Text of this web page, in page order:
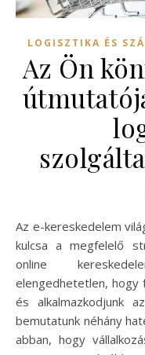
LOGISZTIKA ÉS
Az Ön
Az e-kereskedelem világa folyamatosan változik, és a siker
kulcsa a megfelelő
online
elengedhetetlen, hogy
és alkalmazkodjunk
bemutatunk néhány
abban, hogy